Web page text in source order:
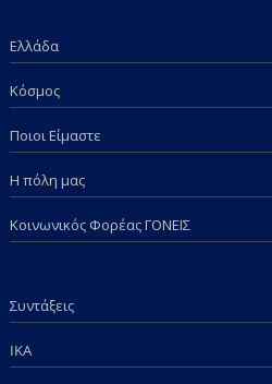
Ελλάδα
Κόσμος
Ποιοι Είμαστε
Η πόλη μας
Κοινωνικός Φορέας ΓΟΝΕΙΣ
Συντάξεις
IKA